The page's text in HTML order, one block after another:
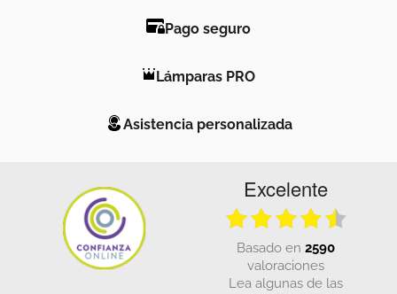
Pago seguro
Lámparas PRO
Asistencia personalizada
Excelente
basado en 2590
valoraciones
Lea algunas de las